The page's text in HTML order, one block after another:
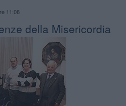
11:08
della Misericordia